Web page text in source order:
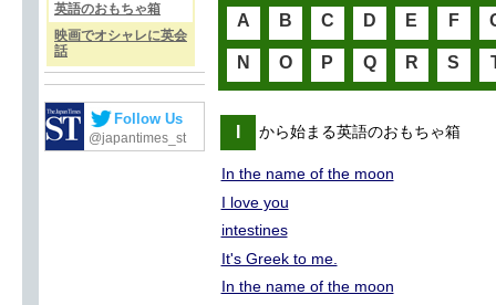
英語のおもちゃ箱
映画でオシャレに英会
話
Follow Us
@japantimes_st
A B C D E F
N O P Q R S
から始まる英語のおもちゃ箱
In the name of the moon
I love you
intestines
It's Greek to me.
In the name of the moon